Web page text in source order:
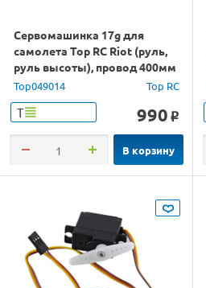
Сервомашинка 17g для
самолета Top RC Riot (руль,
руль высоты), провод 400мм
Top049014 Top RC
Т 990 o
В корзину